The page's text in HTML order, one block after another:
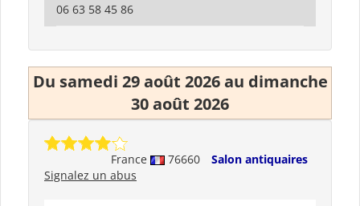
06 63 58 45 86
Du samedi 29 août 2026 au dimanche
30 août 2026
France 76660
Salon antiquaires
Signalez un abus